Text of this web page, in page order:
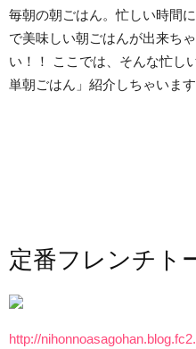
毎朝の朝ごはん。忙しい時間
で美味しい朝ごはんが出来ち
い！！ ここでは、そんな忙し
単朝ごはん」紹介しちゃいます
定番フレンチト
http://